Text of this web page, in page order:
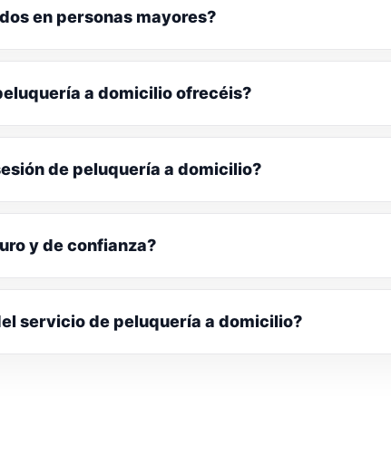
en personas mayores?
a domicilio ofrecéis?
de peluquería a domicilio?
y de confianza?
servicio de peluquería a domicilio?